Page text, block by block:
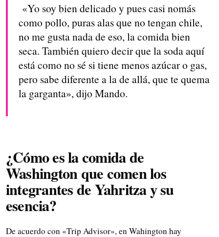
«Yo soy bien delicado y pues casi nomás
como pollo, puras alas que no tengan chile,
no me gusta nada de eso, la comida bien
seca. También quiero decir que la soda aquí
está como no sé si tiene menos azúcar o gas,
pero sabe diferente a la de allá, que te quema
la garganta», dijo Mando.
¿Cómo es la comida de
Washington que comen los
integrantes de Yahritza y su
esencia?
De acuerdo con «Trip Advisor», en Wahington hay